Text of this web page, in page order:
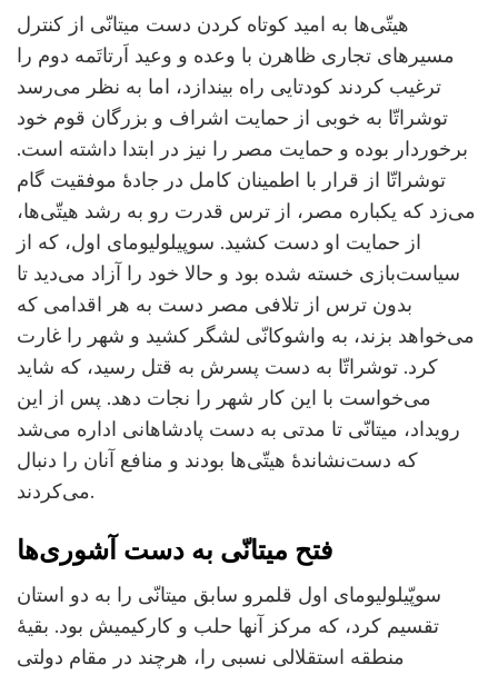
هیتّی‌ها به امید کوتاه کردن دست میتانّی از کنترل
مسیرهای تجاری ظاهرن با وعده و وعید اَرتاتَمه دوم را
ترغیب کردند کودتایی راه بیندازد، اما به نظر می‌رسد
توشراتّا به خوبی از حمایت اشراف و بزرگان قوم خود
برخوردار بوده و حمایت مصر را نیز در ابتدا داشته است.
توشراتّا از قرار با اطمینان کامل در جادۀ موفقیت گام
می‌زد که یکباره مصر، از ترس قدرت رو به رشد هیتّی‌ها،
از حمایت او دست کشید. سوپیلولیومای اول، که از
سیاست‌بازی خسته شده بود و حالا خود را آزاد می‌دید تا
بدون ترس از تلافی مصر دست به هر اقدامی که
می‌خواهد بزند، به واشوکانّی لشگر کشید و شهر را غارت
کرد. توشراتّا به دست پسرش به قتل رسید، که شاید
می‌خواست با این کار شهر را نجات دهد. پس از این
رویداد، میتانّی تا مدتی به دست پادشاهانی اداره می‌شد
که دست‌نشاندۀ هیتّی‌ها بودند و منافع آنان را دنبال
می‌کردند.
فتح میتانّی به دست آشوری‌ها
سوپّیلولیومای اول قلمرو سابق میتانّی را به دو استان
تقسیم کرد، که مرکز آنها حلب و کارکیمیش بود. بقیۀ
منطقه استقلالی نسبی را، هرچند در مقام دولتی